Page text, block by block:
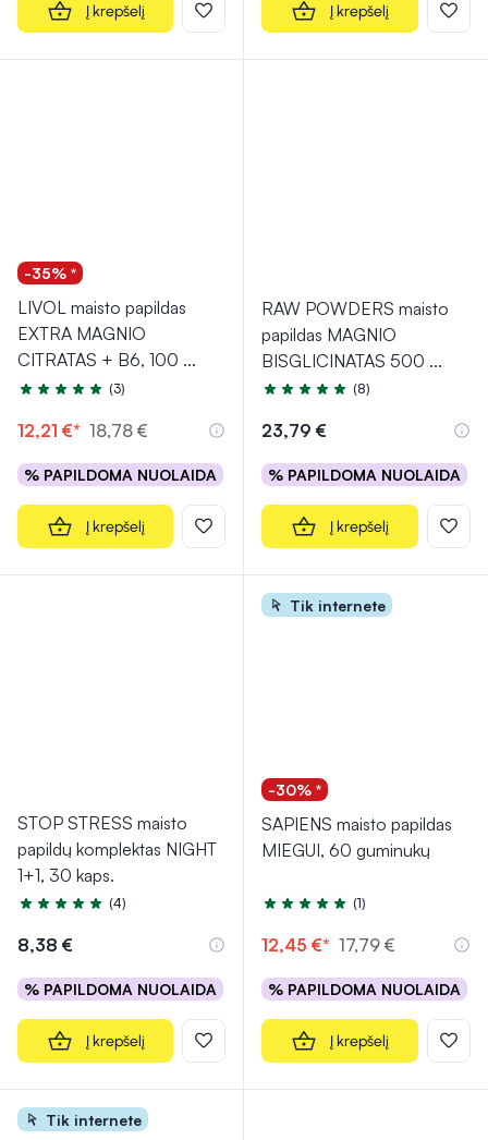
Į krepšelį Į krepšelį
-35% *
LIVOL maisto papildas
EXTRA MAGNIO
CITRATAS + B6, 100 ...
Įvertinimas 5.0 iš 5
(3)
12,21 €* 18,78 €
% PAPILDOMA NUOLAIDA
Į krepšelį
RAW POWDERS maisto
papildas MAGNIO
BISGLICINATAS 500 ...
Įvertinimas 5.0 iš 5
(8)
23,79 €
% PAPILDOMA NUOLAIDA
Į krepšelį
STOP STRESS maisto
papildų komplektas NIGHT
1+1, 30 kaps.
Įvertinimas 5.0 iš 5
(4)
8,38 €
% PAPILDOMA NUOLAIDA
Į krepšelį
Tik internete
-30% *
SAPIENS maisto papildas
MIEGUI, 60 guminukų
Įvertinimas 5.0 iš 5
(1)
12,45 €* 17,79 €
% PAPILDOMA NUOLAIDA
Į krepšelį
Tik internete